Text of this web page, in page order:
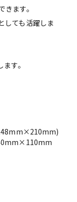
ます。
しても活躍しま
す。